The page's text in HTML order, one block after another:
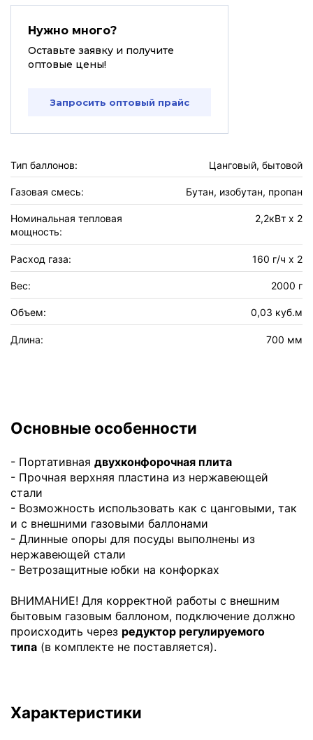
Нужно много?
Оставьте заявку и получите
оптовые цены!
Запросить оптовый прайс
Тип баллонов: Цанговый, бытовой
Газовая смесь: Бутан, изобутан, пропан
Номинальная тепловая
мощность:
2,2кВт х 2
Расход газа: 160 г/ч х 2
Вес: 2000 г
Объем: 0,03 куб.м
Длина: 700 мм
Основные особенности
- Портативная двухконфорочная плита
- Прочная верхняя пластина из нержавеющей
стали
- Возможность использовать как с цанговыми, так
и с внешними газовыми баллонами
- Длинные опоры для посуды выполнены из
нержавеющей стали
- Ветрозащитные юбки на конфорках
ВНИМАНИЕ! Для корректной работы с внешним
бытовым газовым баллоном, подключение должно
происходить через редуктор регулируемого
типа (в комплекте не поставляется).
Характеристики